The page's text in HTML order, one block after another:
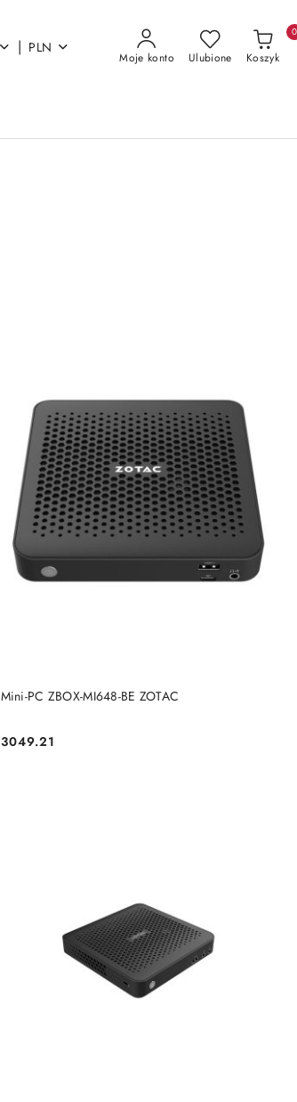
| PLN
Moje konto Ulubione Koszyk
0
Mini-PC ZBOX-MI648-BE ZOTAC
Cena:
3049.21
DO KOSZYKA